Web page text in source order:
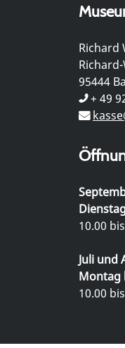
Richard
95444
+ 49
10.00
Juli und
Montag
10.00